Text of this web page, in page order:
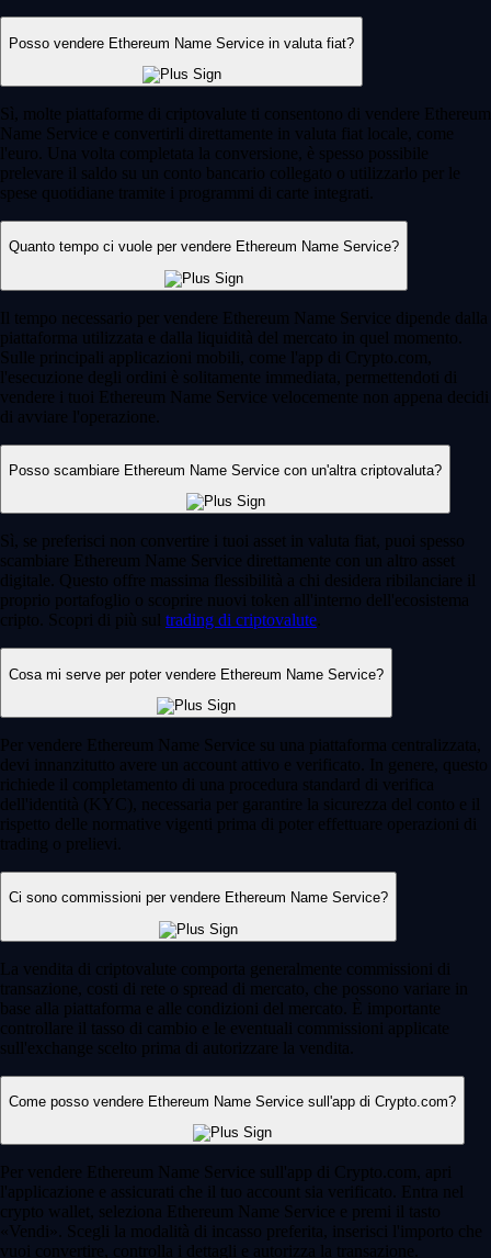
Posso vendere Ethereum Name Service in valuta fiat?
Sì, molte piattaforme di criptovalute ti consentono di vendere Ethereum
Name Service e convertirli direttamente in valuta fiat locale, come
l'euro. Una volta completata la conversione, è spesso possibile
prelevare il saldo su un conto bancario collegato o utilizzarlo per le
spese quotidiane tramite i programmi di carte integrati.
Quanto tempo ci vuole per vendere Ethereum Name Service?
Il tempo necessario per vendere Ethereum Name Service dipende dalla
piattaforma utilizzata e dalla liquidità del mercato in quel momento.
Sulle principali applicazioni mobili, come l'app di Crypto.com,
l'esecuzione degli ordini è solitamente immediata, permettendoti di
vendere i tuoi Ethereum Name Service velocemente non appena decidi
di avviare l'operazione.
Posso scambiare Ethereum Name Service con un'altra criptovaluta?
Sì, se preferisci non convertire i tuoi asset in valuta fiat, puoi spesso
scambiare Ethereum Name Service direttamente con un altro asset
digitale. Questo offre massima flessibilità a chi desidera ribilanciare il
proprio portafoglio o scoprire nuovi token all'interno dell'ecosistema
cripto. Scopri di più sul trading di criptovalute
Cosa mi serve per poter vendere Ethereum Name Service?
Per vendere Ethereum Name Service su una piattaforma centralizzata,
devi innanzitutto avere un account attivo e verificato. In genere, questo
richiede il completamento di una procedura standard di verifica
dell'identità (KYC), necessaria per garantire la sicurezza del conto e il
rispetto delle normative vigenti prima di poter effettuare operazioni di
trading o prelievi.
Ci sono commissioni per vendere Ethereum Name Service?
La vendita di criptovalute comporta generalmente commissioni di
transazione, costi di rete o spread di mercato, che possono variare in
base alla piattaforma e alle condizioni del mercato. È importante
controllare il tasso di cambio e le eventuali commissioni applicate
sull'exchange scelto prima di autorizzare la vendita.
Come posso vendere Ethereum Name Service sull'app di Crypto.com?
Per vendere Ethereum Name Service sull'app di Crypto.com, apri
l'applicazione e assicurati che il tuo account sia verificato. Entra nel
crypto wallet, seleziona Ethereum Name Service e premi il tasto
«Vendi». Scegli la modalità di incasso preferita, inserisci l'importo che
vuoi convertire, controlla i dettagli e autorizza la transazione.